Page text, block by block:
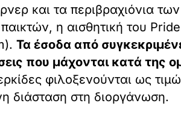
και τα περιβραχιόνια
η αισθητική του
Τα έσοδα από
που μάχονται κατά της
φιλοξενούνται ως
διάσταση στη διοργάνωση.